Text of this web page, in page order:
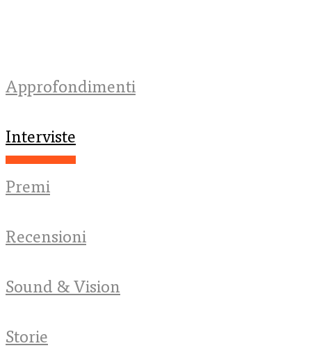
Approfondimenti
Interviste
Premi
Recensioni
Sound & Vision
Storie